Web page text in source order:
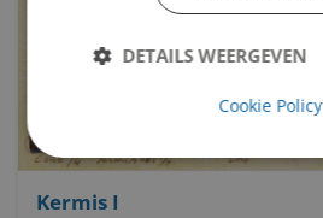
Kermis I
DETAILS WEERGEVEN
Cookie Policy